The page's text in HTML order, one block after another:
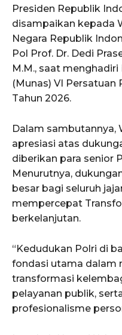
Presiden Republik
disampaikan kepada
Negara Republik
Pol Prof. Dr. Dedi
M.M., saat
(Munas) VI Persatuan
Tahun 2026.
Dalam sambutannya,
apresiasi atas
diberikan para senior
Menurutnya,
besar bagi seluruh
mempercepat
berkelanjutan.
“Kedudukan Polri di
fondasi utama dalam
transformasi
pelayanan publik,
profesionalisme